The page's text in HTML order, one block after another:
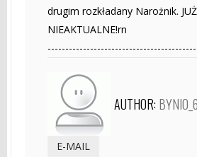
drugim rozkładany Narożnik. JUŻ
NIEAKTUALNE!rn
AUTHOR:
E-MAIL